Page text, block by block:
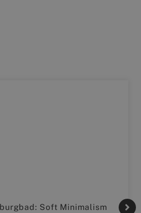
Soft Minimalism